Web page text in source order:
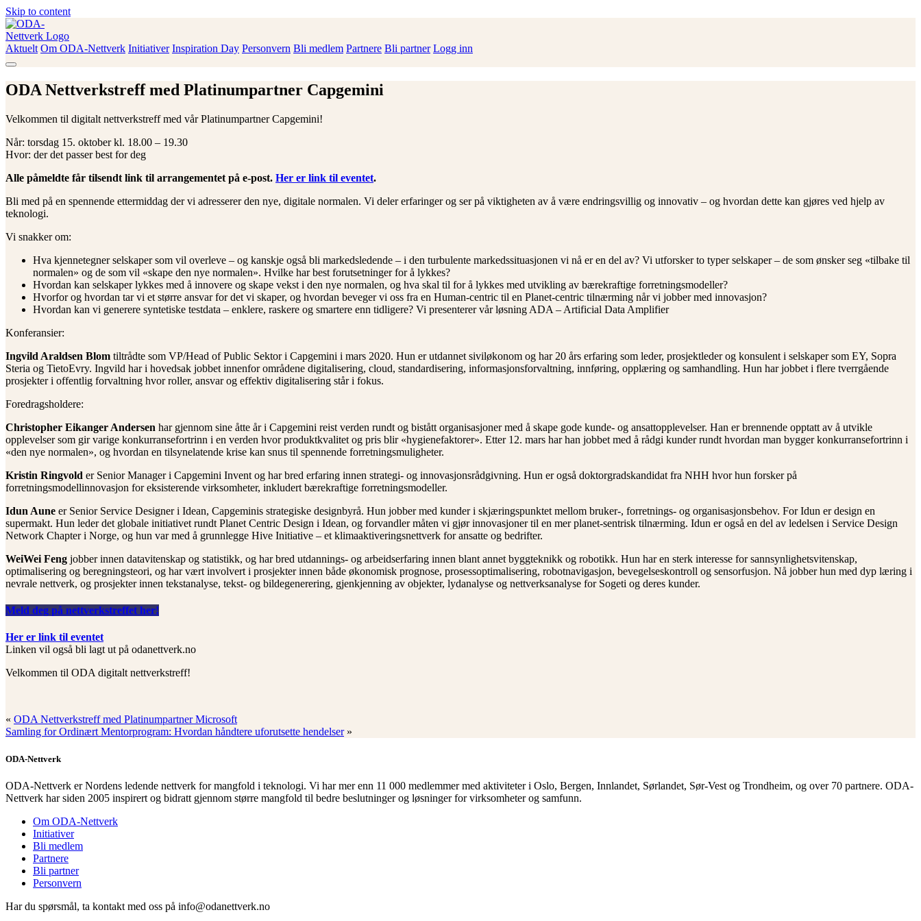
Skip to content
Aktuelt Om ODA-Nettverk Initiativer Inspiration Day Personvern Bli medlem Partnere Bli partner Logg inn
ODA Nettverkstreff med Platinumpartner Capgemini
Velkommen til digitalt nettverkstreff med vår Platinumpartner Capgemini!
Når: torsdag 15. oktober kl. 18.00 – 19.30
Hvor: der det passer best for deg
Alle påmeldte får tilsendt link til arrangementet på e-post. Her er link til eventet.
Bli med på en spennende ettermiddag der vi adresserer den nye, digitale normalen. Vi deler erfaringer og ser på viktigheten av å være endringsvillig og innovativ – og hvordan dette kan gjøres ved hjelp av
teknologi.
Vi snakker om:
Hva kjennetegner selskaper som vil overleve – og kanskje også bli markedsledende – i den turbulente markedssituasjonen vi nå er en del av? Vi utforsker to typer selskaper – de som ønsker seg «tilbake til
normalen» og de som vil «skape den nye normalen». Hvilke har best forutsetninger for å lykkes?
Hvordan kan selskaper lykkes med å innovere og skape vekst i den nye normalen, og hva skal til for å lykkes med utvikling av bærekraftige forretningsmodeller?
Hvorfor og hvordan tar vi et større ansvar for det vi skaper, og hvordan beveger vi oss fra en Human-centric til en Planet-centric tilnærming når vi jobber med innovasjon?
Hvordan kan vi generere syntetiske testdata – enklere, raskere og smartere enn tidligere? Vi presenterer vår løsning ADA – Artificial Data Amplifier
Konferansier:
Ingvild Araldsen Blom tiltrådte som VP/Head of Public Sektor i Capgemini i mars 2020. Hun er utdannet siviløkonom og har 20 års erfaring som leder, prosjektleder og konsulent i selskaper som EY, Sopra
Steria og TietoEvry. Ingvild har i hovedsak jobbet innenfor områdene digitalisering, cloud, standardisering, informasjonsforvaltning, innføring, opplæring og samhandling. Hun har jobbet i flere tverrgående
prosjekter i offentlig forvaltning hvor roller, ansvar og effektiv digitalisering står i fokus.
Foredragsholdere:
Christopher Eikanger Andersen har gjennom sine åtte år i Capgemini reist verden rundt og bistått organisasjoner med å skape gode kunde- og ansattopplevelser. Han er brennende opptatt av å utvikle
opplevelser som gir varige konkurransefortrinn i en verden hvor produktkvalitet og pris blir «hygienefaktorer». Etter 12. mars har han jobbet med å rådgi kunder rundt hvordan man bygger konkurransefortrinn i
«den nye normalen», og hvordan en tilsynelatende krise kan snus til spennende forretningsmuligheter.
Kristin Ringvold er Senior Manager i Capgemini Invent og har bred erfaring innen strategi- og innovasjonsrådgivning. Hun er også doktorgradskandidat fra NHH hvor hun forsker på
forretningsmodellinnovasjon for eksisterende virksomheter, inkludert bærekraftige forretningsmodeller.
Idun Aune er Senior Service Designer i Idean, Capgeminis strategiske designbyrå. Hun jobber med kunder i skjæringspunktet mellom bruker-, forretnings- og organisasjonsbehov. For Idun er design en
supermakt. Hun leder det globale initiativet rundt Planet Centric Design i Idean, og forvandler måten vi gjør innovasjoner til en mer planet-sentrisk tilnærming. Idun er også en del av ledelsen i Service Design
Network Chapter i Norge, og hun var med å grunnlegge Hive Initiative – et klimaaktiveringsnettverk for ansatte og bedrifter.
WeiWei Feng jobber innen datavitenskap og statistikk, og har bred utdannings- og arbeidserfaring innen blant annet byggteknikk og robotikk. Hun har en sterk interesse for sannsynlighetsvitenskap,
optimalisering og beregningsteori, og har vært involvert i prosjekter innen både økonomisk prognose, prosessoptimalisering, robotnavigasjon, bevegelseskontroll og sensorfusjon. Nå jobber hun med dyp læring i
nevrale nettverk, og prosjekter innen tekstanalyse, tekst- og bildegenerering, gjenkjenning av objekter, lydanalyse og nettverksanalyse for Sogeti og deres kunder.
Meld deg på nettverkstreffet her!
Her er link til eventet
Linken vil også bli lagt ut på odanettverk.no
Velkommen til ODA digitalt nettverkstreff!
« ODA Nettverkstreff med Platinumpartner Microsoft
Samling for Ordinært Mentorprogram: Hvordan håndtere uforutsette hendelser»
ODA-Nettverk
ODA-Nettverk er Nordens ledende nettverk for mangfold i teknologi. Vi har mer enn 11 000 medlemmer med aktiviteter i Oslo, Bergen, Innlandet, Sørlandet, Sør-Vest og Trondheim, og over 70 partnere. ODA-
Nettverk har siden 2005 inspirert og bidratt gjennom større mangfold til bedre beslutninger og løsninger for virksomheter og samfunn.
Om ODA-Nettverk
Initiativer
Bli medlem
Partnere
Bli partner
Personvern
Har du spørsmål, ta kontakt med oss på info@odanettverk.no